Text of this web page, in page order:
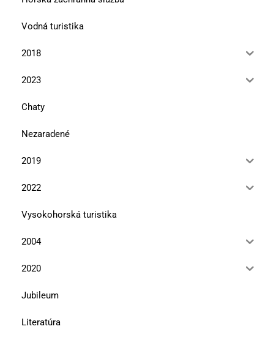
Vodná turistika
2018
2023
Chaty
Nezaradené
2019
2022
Vysokohorská turistika
2004
2020
Jubileum
Literatúra